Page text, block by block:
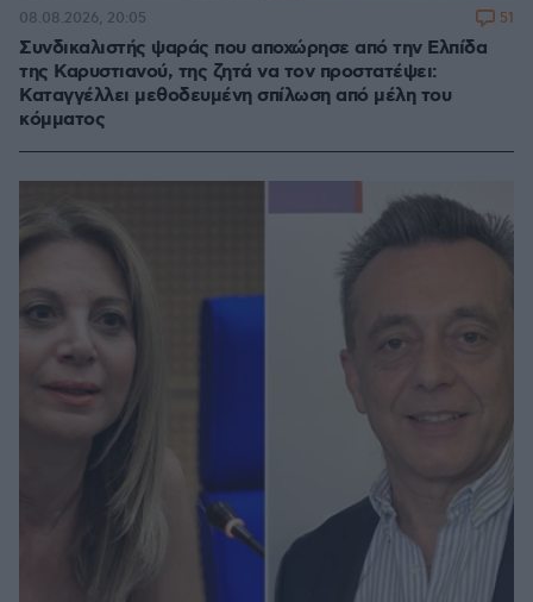
Συνδικαλιστής ψαράς που αποχώρησε από την Ελπίδα
της Καρυστιανού, της ζητά να τον προστατέψει:
Καταγγέλλει μεθοδευμένη σπίλωση από μέλη του
κόμματος
08.08.2026, 20:05 51